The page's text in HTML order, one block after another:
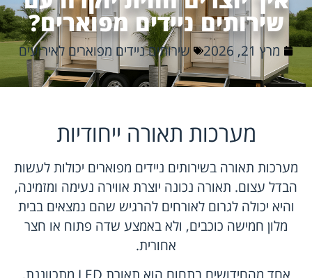
שירותים ניידים מפוארים?
מרץ 21, 2026 שירותים ניידים מפוארים לאירועים
מערכות תאורה ייחודיות
מערכות תאורה בשירותים ניידים מפוארים יכולות לעשות
הבדל עצום. תאורה נכונה יוצרת אווירה נעימה ומזמינה,
והיא יכולה לגרום לאורחים להרגיש שהם נמצאים בבית
מלון חמישה כוכבים, ולא באמצע שדה פתוח או חצר
אחורית.